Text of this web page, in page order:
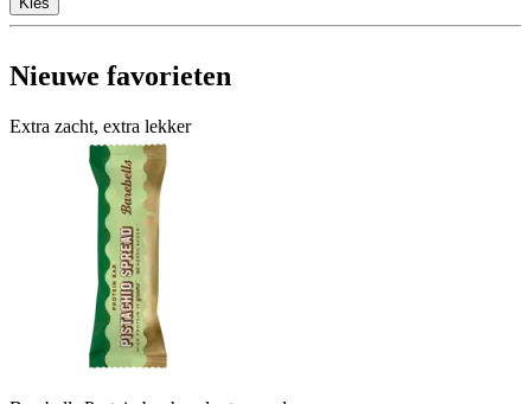
Nieuwe favorieten
Extra zacht, extra lekker